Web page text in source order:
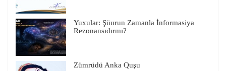
Yuxular: Şüurun Zamanla İnformasiya
Rezonansıdırmı?
Zümrüdü Anka Quşu